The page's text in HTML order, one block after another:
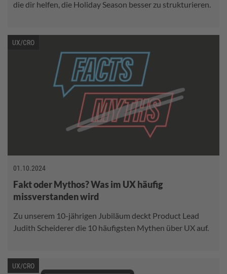
die dir helfen, die Holiday Season besser zu strukturieren.
UX/CRO
01.10.2024
Fakt oder Mythos? Was im UX häufig
missverstanden wird
Zu unserem 10-jährigen Jubiläum deckt Product Lead
Judith Scheiderer die 10 häufigsten Mythen über UX auf.
UX/CRO